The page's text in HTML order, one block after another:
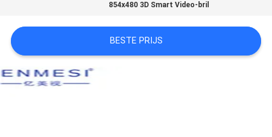
ONLINE
SITEMAP
854x480 3D Smart Video-bril
BESTE PRIJS